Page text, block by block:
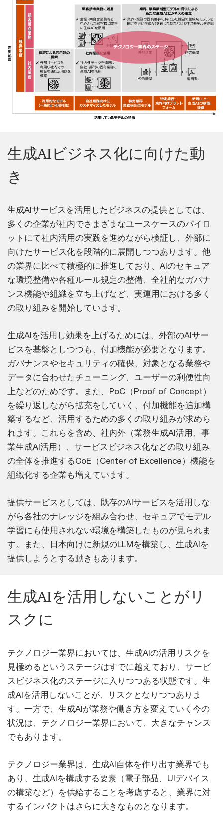
生成AIビジネス化に向けた動
き
生成AIサービスを活用したビジネスの提供としては、
多くの企業が社内でさまざまなユースケースのパイロ
ットにて社内活用の実践を進めながら検証し、外部に
向けたサービス化を段階的に展開しつつあります。他
の業界に比べて積極的に推進しており、AIのセキュア
な環境整備や各種ルール規定の整備、全社的なガバナ
ンス機能や組織を立ち上げなど、実運用における多く
の取り組みを開始しています。
生成AIを活用し効果を上げるためには、外部のAIサー
ビスを基盤としつつも、付加機能が必要となります。
ガバナンスやセキュリティの確保、対象となる業務や
データに合わせたチューニング、ユーザーの利便性向
上などのためです。また、PoC（Proof of Concept）
を繰り返しながら拡充をしていく、付加機能を追加構
築するなど、活用するための多くの取り組みが求めら
れます。これらを含め、社内外（業務生成AI活用、事
業生成AI活用）、サービスビジネス化などの取り組み
の全体を推進するCoE（Center of Excellence）機能を
組織化する企業も増えています。
提供サービスとしては、既存のAIサービスを活用しな
がら各社のナレッジを組み合わせ、セキュアでモデル
学習にも使用されない環境を構築したものが見られま
す。また、日本向けに新規のLLMを構築し、生成AIを
提供しようとする動きもあります。
生成AIを活用しないことがリ
スクに
テクノロジー業界においては、生成AIの活用リスクを
見極めるというステージはすでに越えており、サービ
スビジネス化のステージに入りつつある状態です。生
成AIを活用しないことが、リスクとなりつつありま
す。一方で、生成AIが業務や働き方を変えていく今の
状況は、テクノロジー業界において、大きなチャンス
でもあります。
テクノロジー業界は、生成AI自体を作り出す業界でも
あり、生成AIを構成する要素（電子部品、UIデバイス
の構築など）を供給することを考慮すると、業界に対
するインパクトはさらに大きなものとなります。